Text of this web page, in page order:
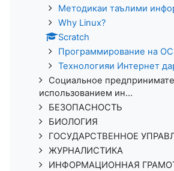
Методикаи таълими
Why Linux?
Scratch
Программирование на
Технологияи Интернет
Социальное
использованием ин...
БЕЗОПАСНОСТЬ
БИОЛОГИЯ
ГОСУДАРСТВЕННОЕ
ЖУРНАЛИСТИКА
ИНФОРМАЦИОННАЯ